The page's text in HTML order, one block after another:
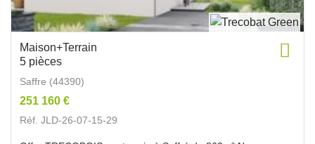
Maison+Terrain
5 pièces
Saffre (44390)
251 160 €
Réf. JLD-26-07-15-29